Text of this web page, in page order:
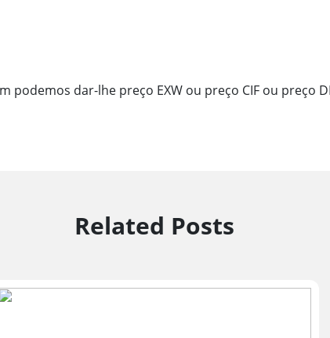
podemos dar-lhe preço EXW ou preço CIF ou preço
Related Posts